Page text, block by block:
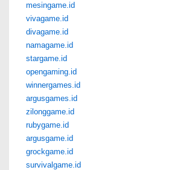
mesingame.id
vivagame.id
divagame.id
namagame.id
stargame.id
opengaming.id
winnergames.id
argusgames.id
zilonggame.id
rubygame.id
argusgame.id
grockgame.id
survivalgame.id